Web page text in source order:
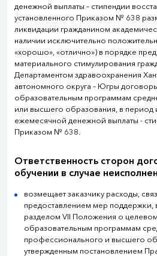
денежной выплаты – стипендии
установленного Приказом № 638
ликвидации гражданином
наличии исключительно
«хорошо», «отлично») в порядке
материального стимулирования
Департаментом здравоохранения
автономного округа – Югры
образовательным программам
или высшего образования, в период
ежемесячной денежной выплаты -
Приказом № 638.
Ответственность сторон
обучении в случае
возмещает заказчику расходы,
предоставлением мер поддержки,
разделом VII Положения о
образовательным программам
профессионального и высшего
утвержденным постановлением